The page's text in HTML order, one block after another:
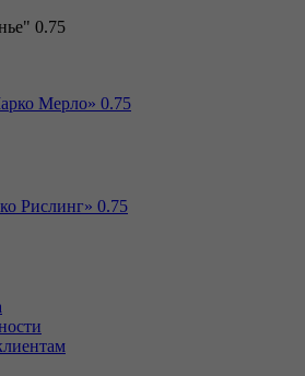
0.75
Мерло» 0.75
Рислинг» 0.75